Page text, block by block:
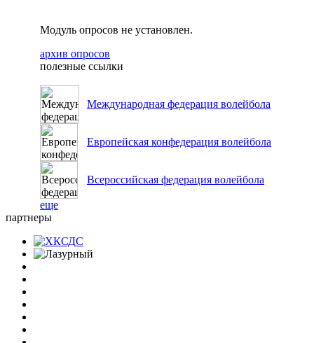
Модуль опросов не установлен.
архив опросов
полезные ссылки
Международная федерация волейбола
Европейская конфедерация волейбола
Всероссийская федерация волейбола
еще
партнеры